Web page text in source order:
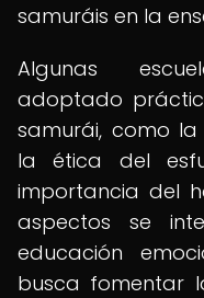
samuráis en la
Algunas
adoptado
samurái, como
la ética del
importancia del
aspectos se
educación
busca fomentar